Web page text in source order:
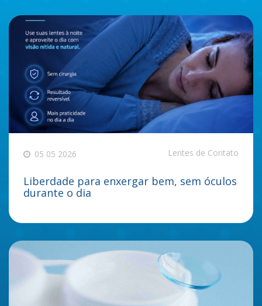
05 05 2026 Lentes de Contato
Liberdade para enxergar bem, sem óculos
durante o dia